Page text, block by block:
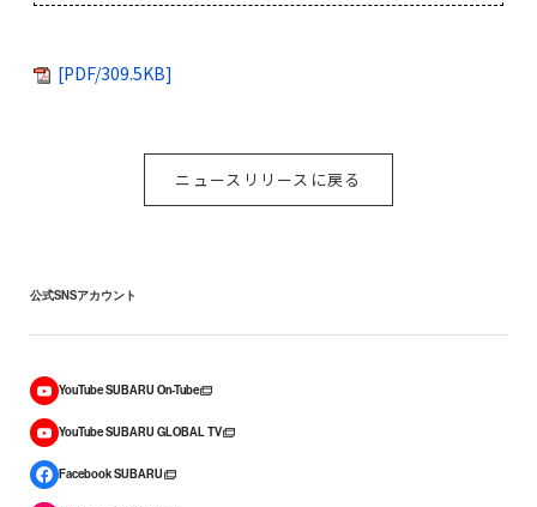
[PDF/309.5KB]
ニュースリリースに戻る
公式SNSアカウント
YouTube SUBARU On-Tube
YouTube SUBARU GLOBAL TV
Facebook SUBARU